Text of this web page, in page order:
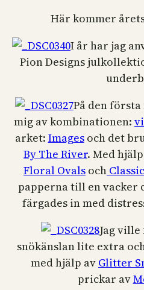
Här kommer
I år har jag
Pion Designs
På den
mig av kombinationen:
arket: Imagesoch det
By The River. Med
Floral Ovals och
papperna till en vacker
färgades in med
Jag
snökänslan lite extra
med hjälp av Glitter
prickar av